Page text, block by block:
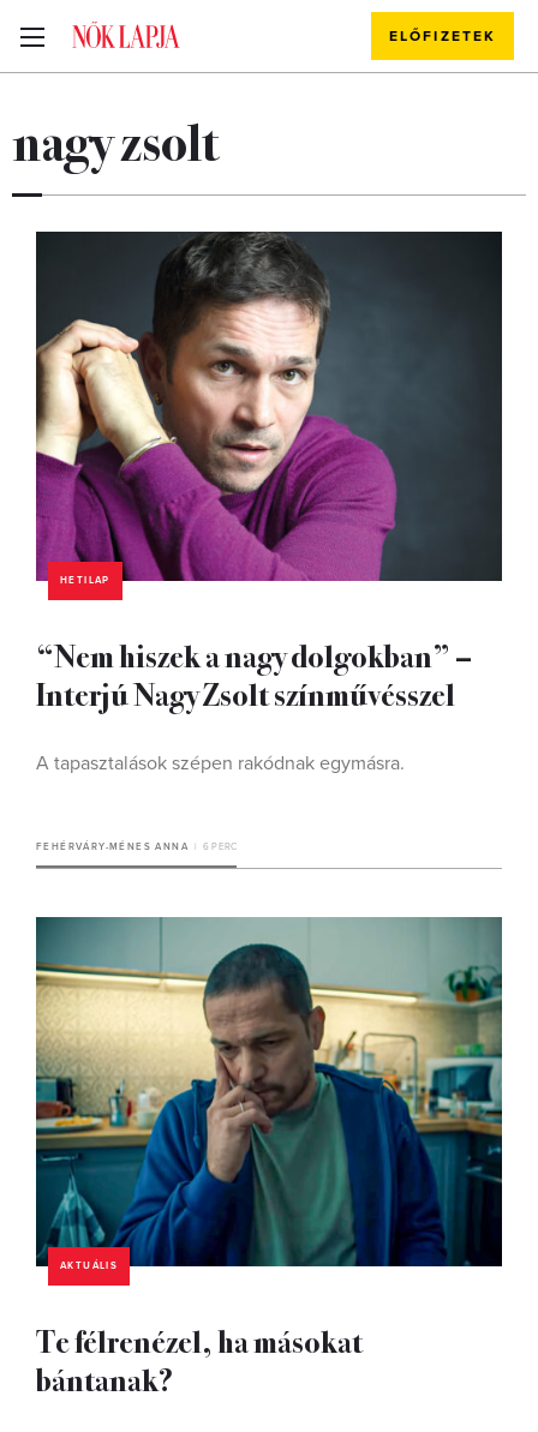
ELŐFIZETEK
nagy zsolt
HETILAP
“Nem hiszek a nagy dolgokban” –
Interjú Nagy Zsolt színművésszel
A tapasztalások szépen rakódnak egymásra.
FEHÉRVÁRY-MÉNES ANNA 6 PERC
AKTUÁLIS
Te félrenézel, ha másokat
bántanak?